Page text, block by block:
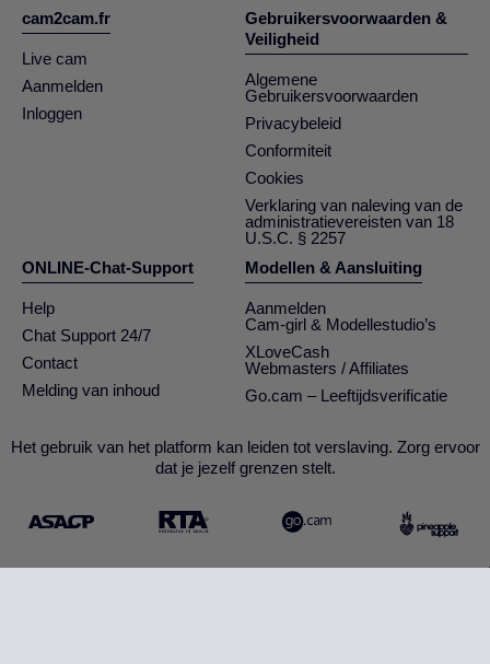
cam2cam.fr
Live cam
Aanmelden
Inloggen
Gebruikersvoorwaarden &
Veiligheid
Algemene
Gebruikersvoorwaarden
Privacybeleid
Conformiteit
Cookies
Verklaring van naleving van de
administratievereisten van 18
U.S.C. § 2257
ONLINE-Chat-Support
Help
Chat Support 24/7
Contact
Melding van inhoud
Modellen & Aansluiting
Aanmelden
Cam-girl & Modellestudio’s
XLoveCash
Webmasters / Affiliates
Go.cam – Leeftijdsverificatie
Het gebruik van het platform kan leiden tot verslaving. Zorg ervoor
dat je jezelf grenzen stelt.